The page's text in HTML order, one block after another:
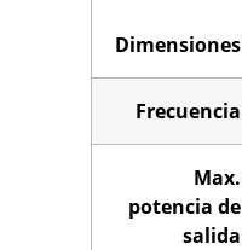
Dimensiones
Frecuencia
Max.
potencia de
salida